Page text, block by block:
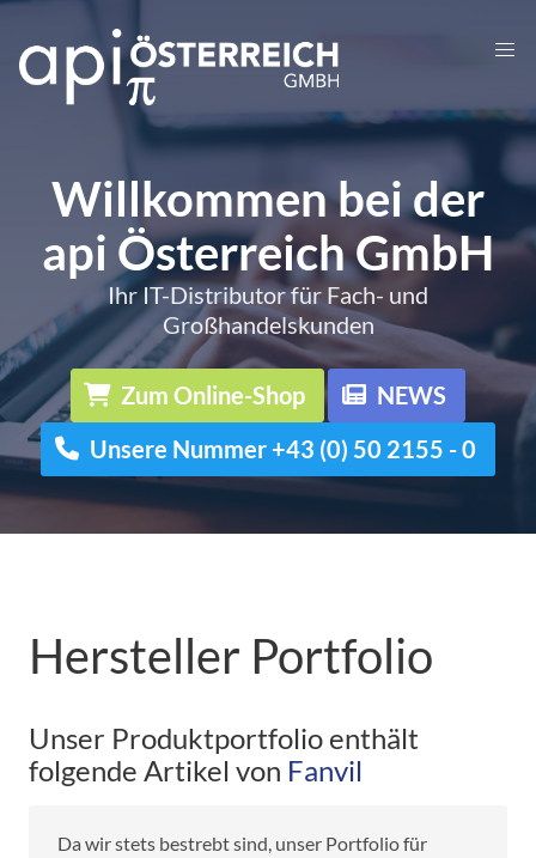
Willkommen bei der
api Österreich GmbH
Ihr IT-Distributor für Fach- und
Großhandelskunden
Zum Online-Shop
NEWS
Unsere Nummer +43 (0) 50 2155 - 0
Hersteller Portfolio
Unser Produktportfolio enthält
folgende Artikel von Fanvil
Da wir stets bestrebt sind, unser Portfolio für